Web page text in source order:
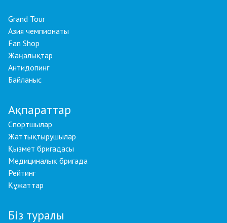
Grand Tour
Азия чемпионаты
Fan Shop
Жаңалықтар
Антидопинг
Байланыс
Ақпараттар
Спортшылар
Жаттықтырушылар
Қызмет бригадасы
Медициналық бригада
Рейтинг
Құжаттар
Біз туралы